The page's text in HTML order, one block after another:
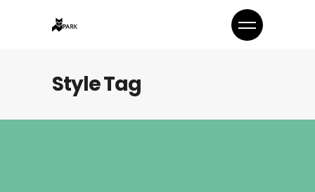
Style Tag